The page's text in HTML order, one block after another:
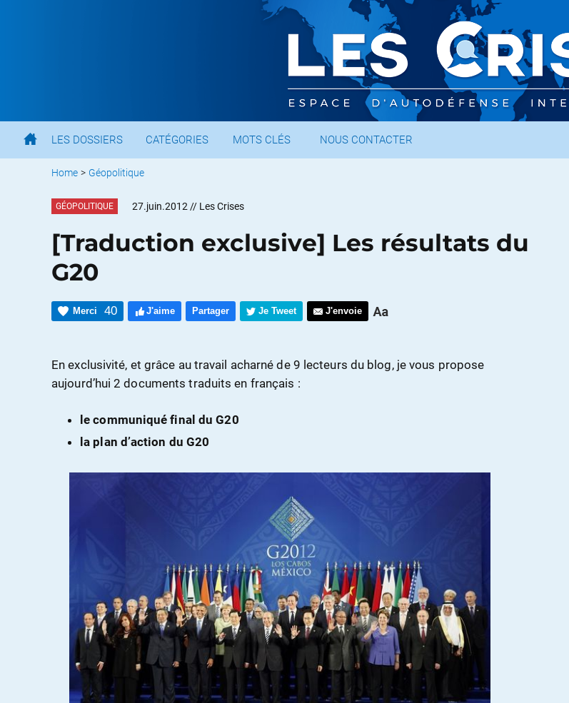
LES DOSSIERS CATÉGORIES MOTS CLÉS NOUS CONTACTER
Home > Géopolitique
GÉOPOLITIQUE 27.juin.2012 // Les Crises
[Traduction exclusive] Les résultats du
G20
Merci 40 J'aime Partager Je Tweet J'envoie
En exclusivité, et grâce au travail acharné de 9 lecteurs du blog, je vous propose
aujourd’hui 2 documents traduits en français :
le communiqué final du G20
la plan d’action du G20